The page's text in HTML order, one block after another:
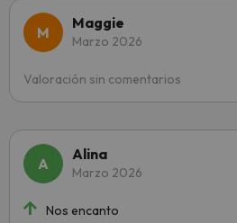
Maggie
Marzo 2026
Valoración sin comentarios
Alina
Marzo 2026
Nos encanto